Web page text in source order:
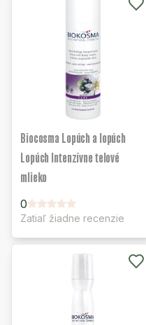
Biocosma Lopúch a lopúch
Lopúch Intenzívne telové
mlieko
0
Zatiaľ žiadne recenzie